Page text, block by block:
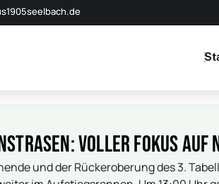
Voller Fokus auf
und der Rückeroberung des 3.